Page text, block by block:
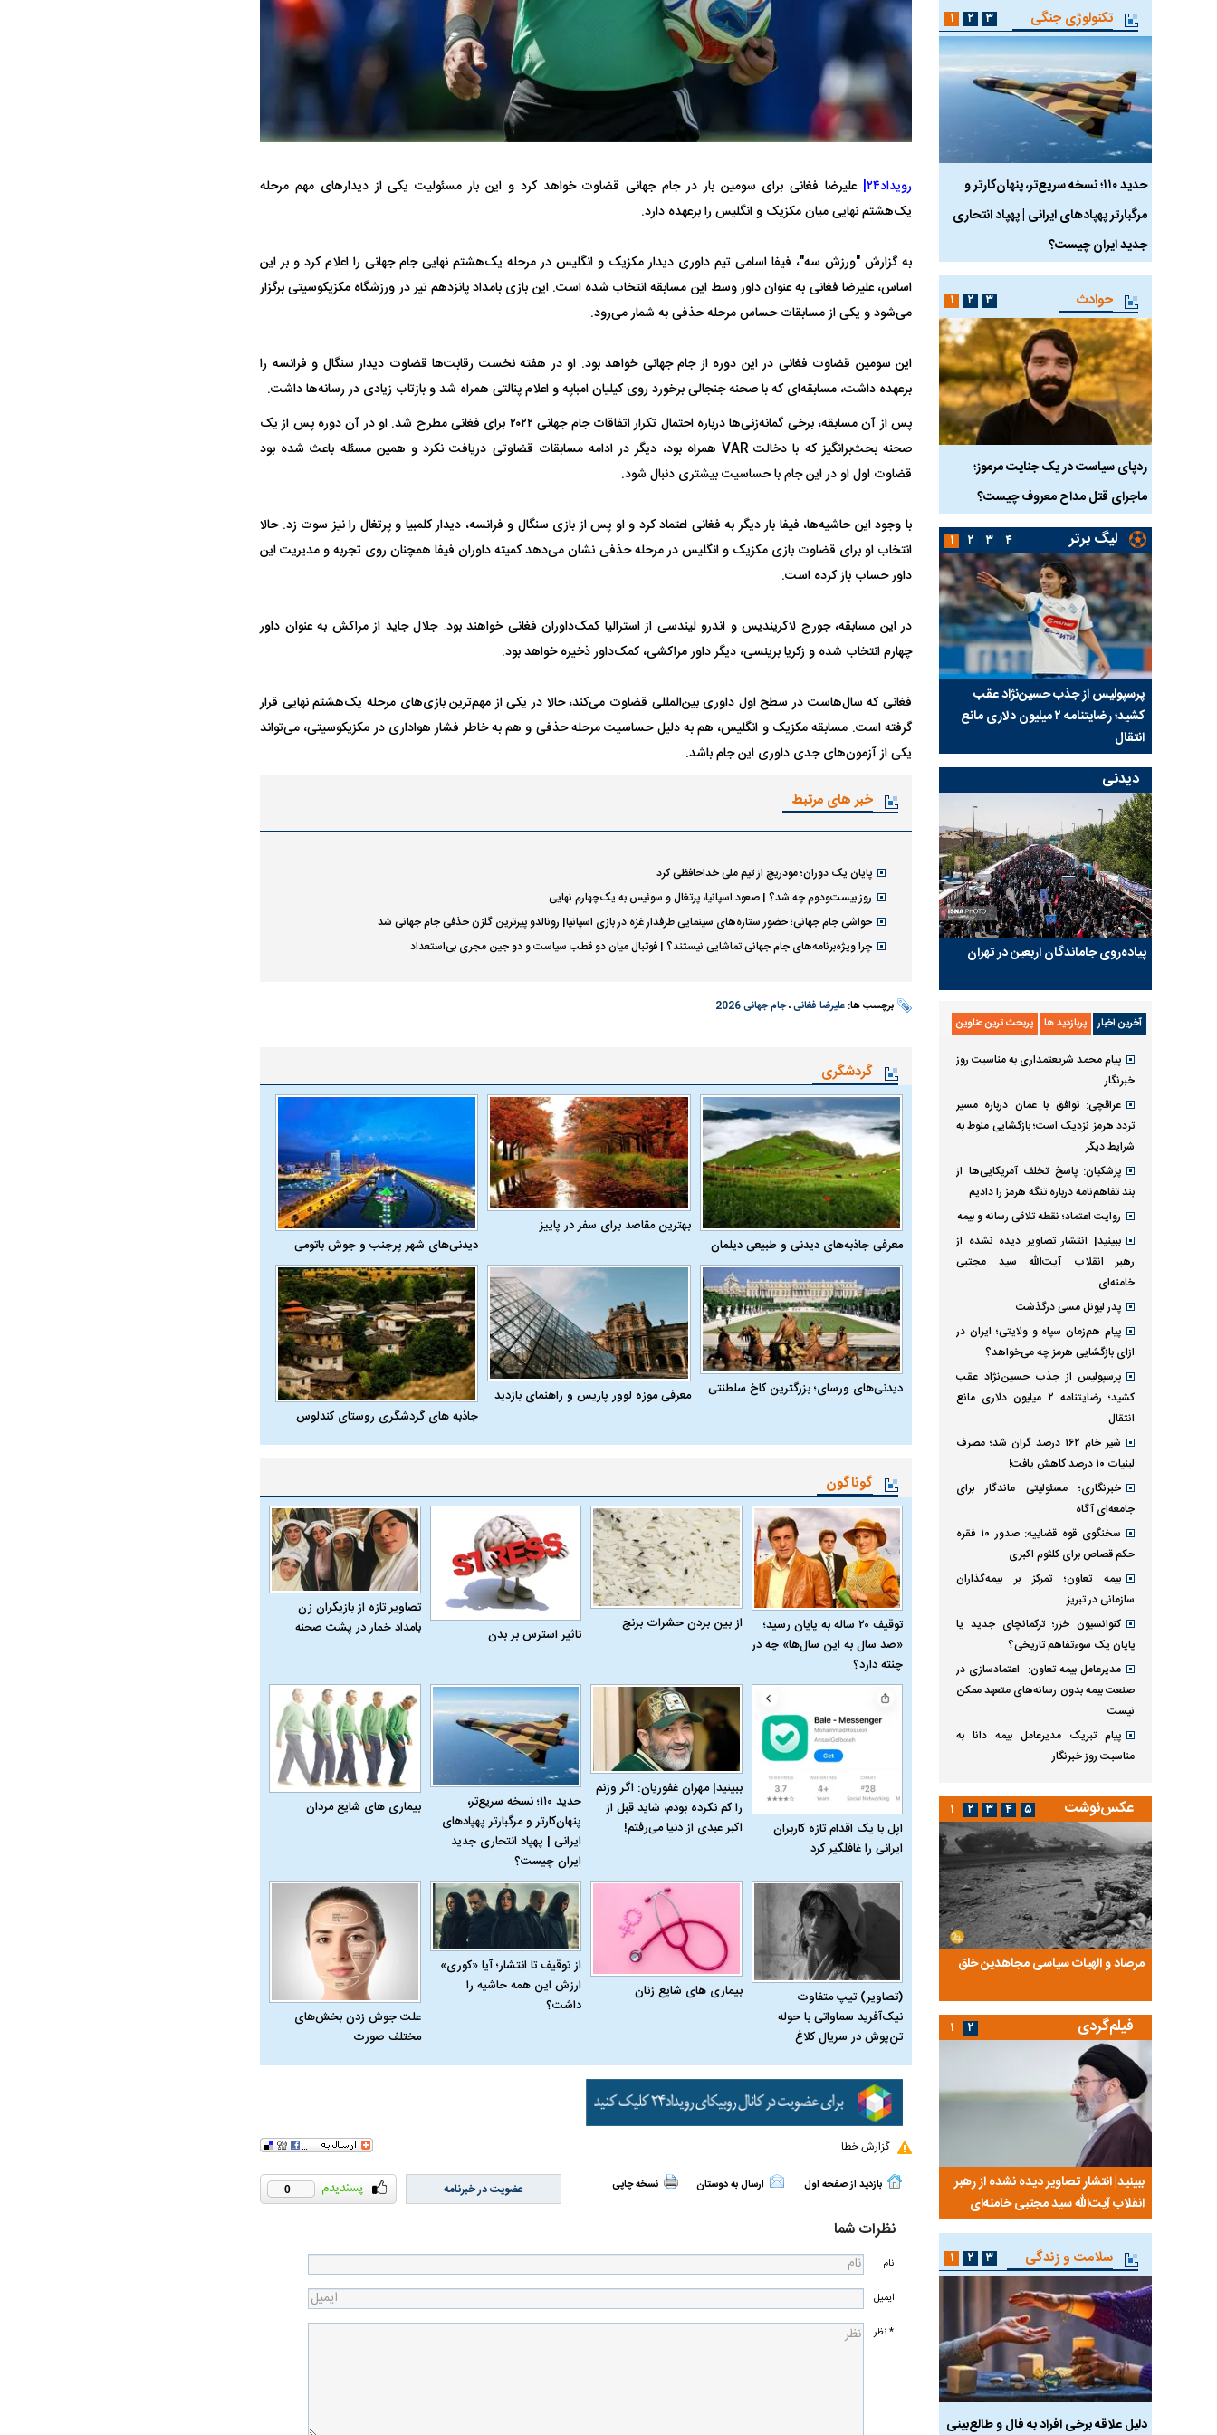
رویداد۲۴|
علیرضا فغانی برای سومین بار در جام جهانی قضاوت خواهد کرد و این بار مسئولیت یکی از دیدارهای مهم مرحله
یک‌هشتم نهایی میان مکزیک و انگلیس را برعهده دارد.
به گزارش "ورزش سه"، فیفا اسامی تیم داوری دیدار مکزیک و انگلیس در مرحله یک‌هشتم نهایی جام جهانی را اعلام کرد و بر این
اساس، علیرضا فغانی به عنوان داور وسط این مسابقه انتخاب شده است. این بازی بامداد پانزدهم تیر در ورزشگاه مکزیکوسیتی برگزار
می‌شود و یکی از مسابقات حساس مرحله حذفی به شمار می‌رود.
این سومین قضاوت فغانی در این دوره از جام جهانی خواهد بود. او در هفته نخست رقابت‌ها قضاوت دیدار سنگال و فرانسه را
برعهده داشت، مسابقه‌ای که با صحنه جنجالی برخورد روی کیلیان امباپه و اعلام پنالتی همراه شد و بازتاب زیادی در رسانه‌ها داشت.
پس از آن مسابقه، برخی گمانه‌زنی‌ها درباره احتمال تکرار اتفاقات جام جهانی ۲۰۲۲ برای فغانی مطرح شد. او در آن دوره پس از یک
صحنه بحث‌برانگیز که با دخالت VAR همراه بود، دیگر در ادامه مسابقات قضاوتی دریافت نکرد و همین مسئله باعث شده بود
قضاوت اول او در این جام با حساسیت بیشتری دنبال شود.
با وجود این حاشیه‌ها، فیفا بار دیگر به فغانی اعتماد کرد و او پس از بازی سنگال و فرانسه، دیدار کلمبیا و پرتغال را نیز سوت زد. حالا
انتخاب او برای قضاوت بازی مکزیک و انگلیس در مرحله حذفی نشان می‌دهد کمیته داوران فیفا همچنان روی تجربه و مدیریت این
داور حساب باز کرده است.
در این مسابقه، جورج لاکریندیس و اندرو لیندسی از استرالیا کمک‌داوران فغانی خواهند بود. جلال جاید از مراکش به عنوان داور
چهارم انتخاب شده و زکریا برینسی، دیگر داور مراکشی، کمک‌داور ذخیره خواهد بود.
فغانی که سال‌هاست در سطح اول داوری بین‌المللی قضاوت می‌کند، حالا در یکی از مهم‌ترین بازی‌های مرحله یک‌هشتم نهایی قرار
گرفته است. مسابقه مکزیک و انگلیس، هم به دلیل حساسیت مرحله حذفی و هم به خاطر فشار هواداری در مکزیکوسیتی، می‌تواند
یکی از آزمون‌های جدی داوری این جام باشد.
خبر های مرتبط
پایان یک دوران؛ مودریچ از تیم ملی خداحافظی کرد
روز بیست‌ودوم چه شد؟ | صعود اسپانیا، پرتغال و سوئیس به یک‌چهارم نهایی
حواشی جام جهانی؛ حضور ستاره‌های سینمایی طرفدار غزه در بازی اسپانیا| رونالدو پیرترین گلزن حذفی جام جهانی شد
چرا ویژه‌برنامه‌های جام جهانی تماشایی نیستند؟ | فوتبال میان دو قطب سیاست و دو جین مجری بی‌استعداد
برچسب ها: علیرضا فغانی،جام جهانی 2026
گردشگری
معرفی جاذبه‌های دیدنی و طبیعی دیلمان
بهترین مقاصد برای سفر در پاییز
دیدنی‌های شهر پرجنب و جوش باتومی
دیدنی‌های ورسای؛ بزرگترین کاخ سلطنتی
معرفی موزه لوور پاریس و راهنمای بازدید
جاذبه های گردشگری روستای کندلوس
گوناگون
توقیف ۲۰ ساله به پایان رسید؛
«صد سال به این سال‌ها» چه در
چنته دارد؟
از بین بردن حشرات برنج
تاثیر استرس بر بدن
تصاویر تازه از بازیگران زن
بامداد خمار در پشت صحنه
اپل با یک اقدام تازه کاربران
ایرانی را غافلگیر کرد
ببینید| مهران غفوریان: اگر وزنم
را کم نکرده بودم، شاید قبل از
اکبر عبدی از دنیا می‌رفتم!
حدید ۱۱۰؛ نسخه سریع‌تر،
پنهان‌کارتر و مرگبارتر پهپادهای
ایرانی | پهپاد انتحاری جدید
ایران چیست؟
بیماری‌ های شایع مردان
(تصاویر) تیپ متفاوت
نیک‌آفرید سماواتی با حوله
تن‌پوش در سریال کلاغ
بیماری‌ های شایع زنان
از توقیف تا انتشار؛ آیا «کوری»
ارزش این همه حاشیه را
داشت؟
علت جوش زدن بخش‌های
مختلف صورت
گزارش خطا
بازدید از صفحه اول ارسال به دوستان نسخه چاپی 0 عضویت در خبرنامه
نظرات شما
نام
ایمیل
* نظر
تکنولوژی جنگی
حدید ۱۱۰؛ نسخه سریع‌تر، پنهان‌کارتر و
مرگبارتر پهپادهای ایرانی | پهپاد انتحاری
جدید ایران چیست؟
هواپیمای مرموز E-11A BACN چیست؟
فضاپیمای «استارشیپ» ایلان ماسک
چیست؟
حدید ۱۱۰؛ نسخه سریع‌تر، پنهان‌کارتر و
هواپیمای مرموز E-11A BACN چیست؟
۱ ۲ ۳
حوادث
ردپای سیاست در یک جنایت مرموز؛
ماجرای قتل مداح معروف چیست؟
جراحان قلابی در شمال تهران بازداشت
۱ ۲ ۳
لیگ برتر
پرسپولیس از جذب حسین‌نژاد عقب
کشید؛ رضایتنامه ۲ میلیون دلاری مانع
انتقال
بازی‌های لیگ برتر فوتبال با تماشاگر
برگزار می‌شود
رقم نجومی رضایتنامه مدافع موردنظر
پرسپولیس لو رفت
دو خرید جدید پرسپولیس نهایی شد؛
امضای قرارداد امروز
پرسپولیس از جذب حسین‌نژاد عقب
انتقال
۱ ۲ ۳ ۴
دیدنی
پیاده‌روی جاماندگان اربعین در تهران
آخرین اخبار پربازدید ها پربحث ترین عناوین
پیام محمد شریعتمداری به مناسبت روز
خبرنگار
عراقچی: توافق با عمان درباره مسیر
تردد هرمز نزدیک است؛ بازگشایی منوط به
شرایط دیگر
پزشکیان: پاسخ تخلف آمریکایی‌ها از
بند تفاهم‌نامه درباره تنگه هرمز را دادیم
روایت اعتماد؛ نقطه تلاقی رسانه و بیمه
ببینید| انتشار تصاویر دیده نشده از
رهبر انقلاب آیت‌الله سید مجتبی
خامنه‌ای
پدر لیونل مسی درگذشت
پیام هم‌زمان سپاه و ولایتی؛ ایران در
ازای بازگشایی هرمز چه می‌خواهد؟
پرسپولیس از جذب حسین‌نژاد عقب
کشید؛ رضایتنامه ۲ میلیون دلاری مانع
انتقال
شیر خام ۱۶۲ درصد گران شد؛ مصرف
لبنیات ۱۰ درصد کاهش یافت!
خبرنگاری؛ مسئولیتی ماندگار برای
جامعه‌ای آگاه
سخنگوی قوه قضاییه: صدور ۱۰ فقره
حکم قصاص برای کلثوم اکبری
بیمه تعاون؛ تمرکز بر بیمه‌گذاران
سازمانی در تبریز
کنوانسیون خزر؛ ترکمانچای جدید یا
پایان یک سوءتفاهم تاریخی؟
مدیرعامل بیمه تعاون: اعتمادسازی در
صنعت بیمه بدون رسانه‌های متعهد ممکن
نیست
پیام تبریک مدیرعامل بیمه دانا به
مناسبت روز خبرنگار
عکس‌نوشت
مرصاد و الهیات سیاسی مجاهدین خلق
آخرین پرده از حیات سیاسی یک سلسله |
روایتی از آخرین مصاحبه‌ی شاه در ایران
ریشه‌های عزاداری ماه محرم در فرهنگ
و تاریخ ایران
عزاداری ماه محرم در دوران قاجار چگونه
انجام می‌شد؟
۱ ۲ ۳ ۴ ۵
فیلم‌گردی
ببینید| انتشار تصاویر دیده نشده از رهبر
انقلاب آیت‌الله سید مجتبی خامنه‌ای
سخنرانی دیده نشده آیت‌الله هاشمی
ببینید| انتشار تصاویر دیده نشده از رهبر
انقلاب آیت‌الله سید مجتبی خامنه‌ای
سخنرانی دیده نشده آیت‌الله هاشمی
رفسنجانی درباره پذیرش قطع نامه۵۹۸
۱ ۲
سلامت و زندگی
دلیل علاقه برخی افراد به فال و طالع‌بینی دلیل علاقه برخی افراد به فال و طالع‌بینی
۱ ۲ ۳